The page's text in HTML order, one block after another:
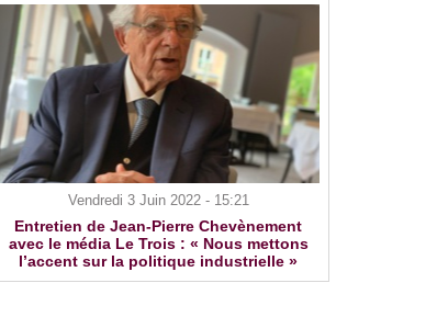
Vendredi 3 Juin 2022 - 15:21
Entretien de Jean-Pierre Chevènement
avec le média Le Trois : « Nous mettons
l’accent sur la politique industrielle »